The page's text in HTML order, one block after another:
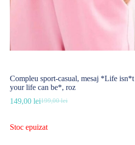
Compleu sport-casual, mesaj *Life
your life can be*, roz
199,00lei
Prețul
fost:
149,00 leiPrețul
149,00 lei.
Stoc epuizat